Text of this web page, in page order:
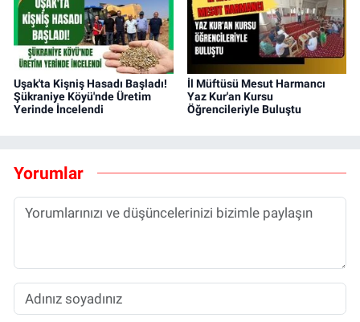
Uşak'ta Kişniş Hasadı Başladı!
Şükraniye Köyü'nde Üretim
Yerinde İncelendi
İl Müftüsü Mesut Harmancı
Yaz Kur'an Kursu
Öğrencileriyle Buluştu
Yorumlar